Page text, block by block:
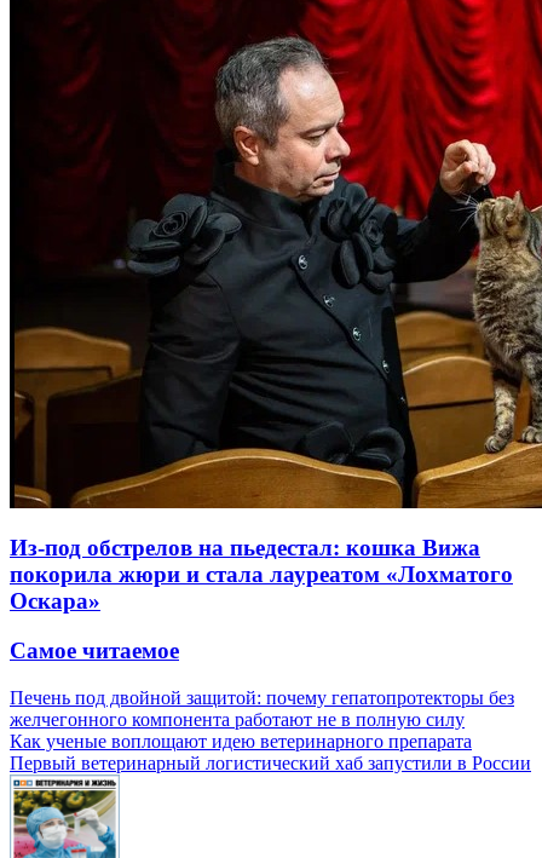
Из-под обстрелов на пьедестал: кошка Вижа
покорила жюри и стала лауреатом «Лохматого
Оскара»
Самое читаемое
Печень под двойной защитой: почему гепатопротекторы без
желчегонного компонента работают не в полную силу
Как ученые воплощают идею ветеринарного препарата
Первый ветеринарный логистический хаб запустили в России